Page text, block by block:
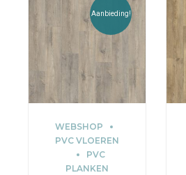
Aanbieding!
WEBSHOP
PVC VLOEREN
PVC
PLANKEN